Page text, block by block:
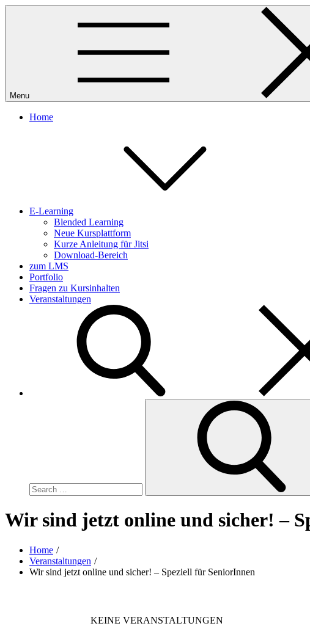
Skip
Menu
Home
E-Learning
Blended Learning
Neue Kursplattform
Kurze Anleitung für Jitsi
Download-Bereich
zum LMS
Portfolio
Fragen zu Kursinhalten
Veranstaltungen
Wir sind jetzt online und sicher! –
Home
Veranstaltungen
Wir sind jetzt online und sicher! – Speziell für SeniorInnen
KEINE VERANSTALTUNGEN